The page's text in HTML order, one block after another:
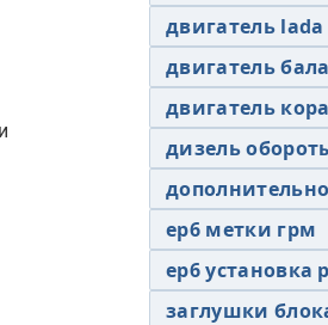
двигатель lada
двигатель
двигатель
дизель
ер6 метки грм
ер6 установка
заглушки